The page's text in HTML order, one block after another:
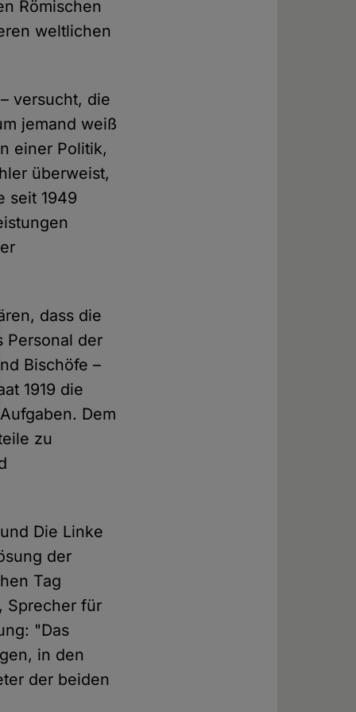
Römischen
weltlichen
versucht, die
jemand weiß
einer Politik,
überweist,
seit 1949
dass die
Personal der
Bischöfe –
1919 die
Dem
zu
Die Linke
der
Tag
Sprecher für
"Das
in den
der beiden